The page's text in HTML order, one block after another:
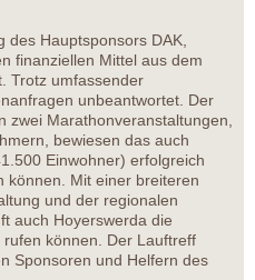
des Hauptsponsors DAK,
finanziellen Mittel aus dem
Trotz umfassender
unbeantwortet. Der
zwei Marathonveranstaltungen,
bewiesen das auch
Einwohner) erfolgreich
können. Mit einer breiteren
und der regionalen
auch Hoyerswerda die
können. Der Lauftreff
Sponsoren und Helfern des